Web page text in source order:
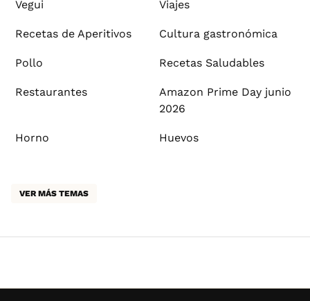
Vegui Viajes
Recetas de Aperitivos Cultura gastronómica
Pollo Recetas Saludables
Restaurantes
Amazon Prime Day junio
2026
Horno Huevos
VER MÁS TEMAS